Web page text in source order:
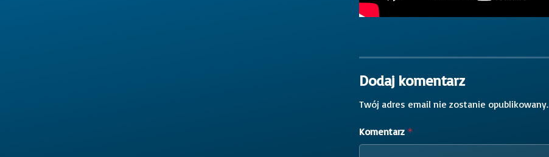
Dodaj komentarz
Twój adres email nie zostanie opublikowany.
Komentarz *